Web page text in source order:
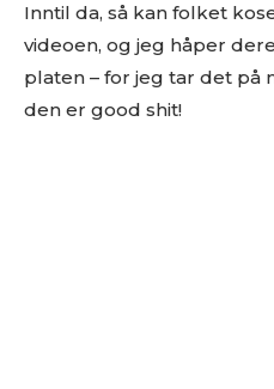
Litt om deg. Om
Link til et sted der vi kan
måtteleteetter musikken
inn…
Inntil da, så kan folket
videoen, og jeg håper
platen – for jeg tar det på
den er good shit!